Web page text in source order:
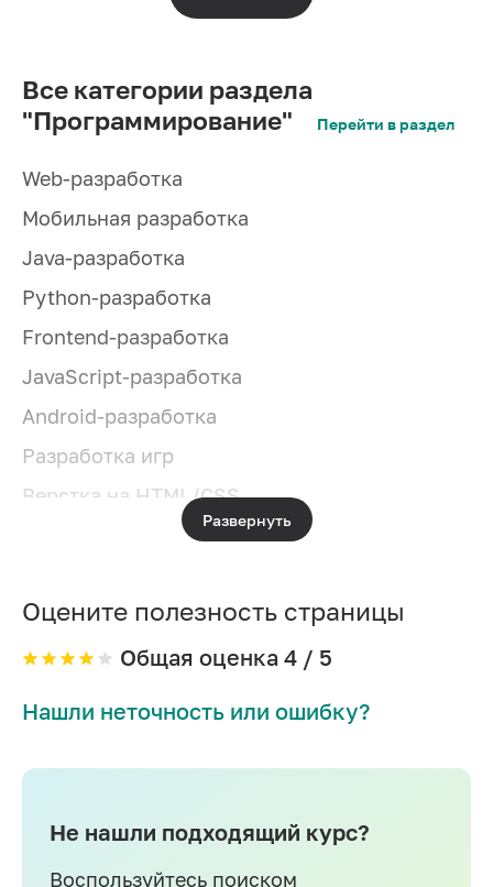
Все категории раздела
"Программирование"
Перейти в раздел
Web-разработка
Мобильная разработка
Java-разработка
Python-разработка
Frontend-разработка
JavaScript-разработка
Android-разработка
Разработка игр
Верстка на HTML/CSS
Системное администрирование
Разработка игр на Unity
PHP-разработка
Разработка на C++
Информационная безопасность
Развернуть
Оцените полезность страницы
Общая оценка 4/ 5
Нашли неточность или ошибку?
Не нашли подходящий курс?
Воспользуйтесь поиском